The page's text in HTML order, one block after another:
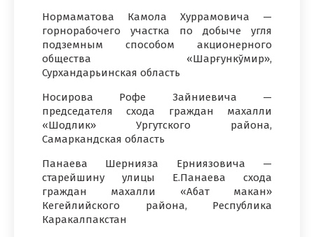
Нормаматова Камола Хуррамовича —
горнорабочего участка по добыче угля
подземным способом акционерного
общества «Шарғункўмир»,
Сурхандарьинская область
Носирова Рофе Зайниевича —
председателя схода граждан махалли
«Шодлик» Ургутского района,
Самаркандская область
Панаева Шернияза Ерниязовича —
старейшину улицы Е.Панаева схода
граждан махалли «Абат макан»
Кегейлийского района, Республика
Каракалпакстан